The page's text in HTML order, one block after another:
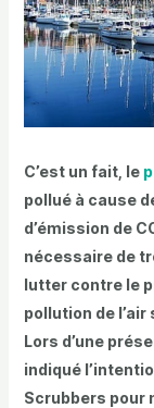
C’est un fait, le
pollué à cause
d’émission de
nécessaire de
lutter contre le
pollution de
Lors d’une
indiqué
Scrubbers pour